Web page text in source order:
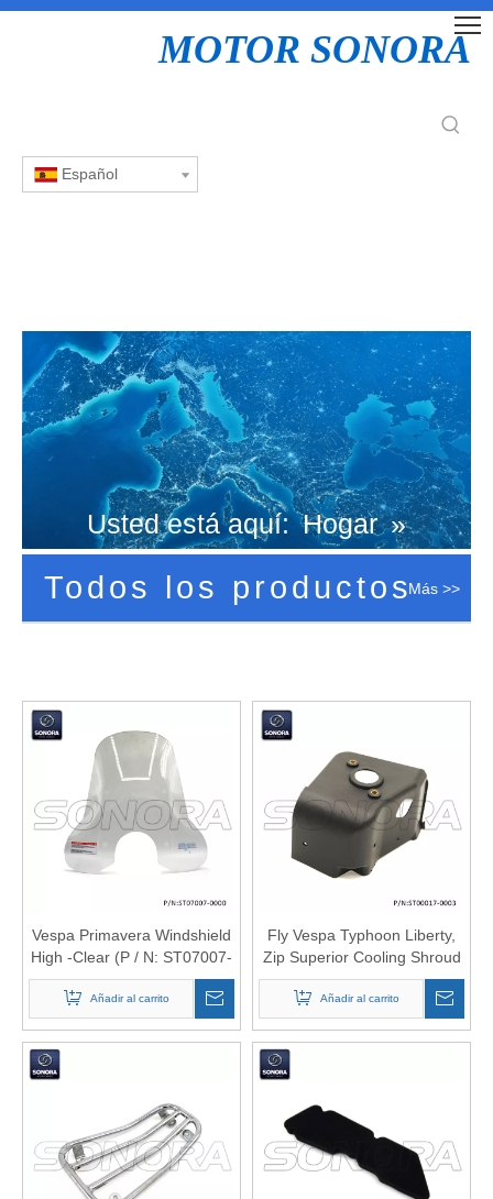
MOTOR SONORA
Español
Usted está aquí: Hogar »
Productos »
Para scooters de
marca europea y japonesa. »
vespa
Todos los productosMás >>
Vespa Primavera Windshield
High -Clear (P / N: ST07007-
0000) Calidad original
Añadir al carrito
Fly Vespa Typhoon Liberty,
Zip Superior Cooling Shroud
Funda 845692 (P / N:
ST00017-0003) Calidad
superior
Añadir al carrito